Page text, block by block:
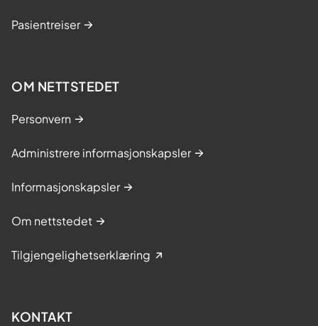
Pasientreiser
OM NETTSTEDET
Personvern
Administrere informasjonskapsler
Informasjonskapsler
Om nettstedet
Tilgjengelighetserklæring
KONTAKT